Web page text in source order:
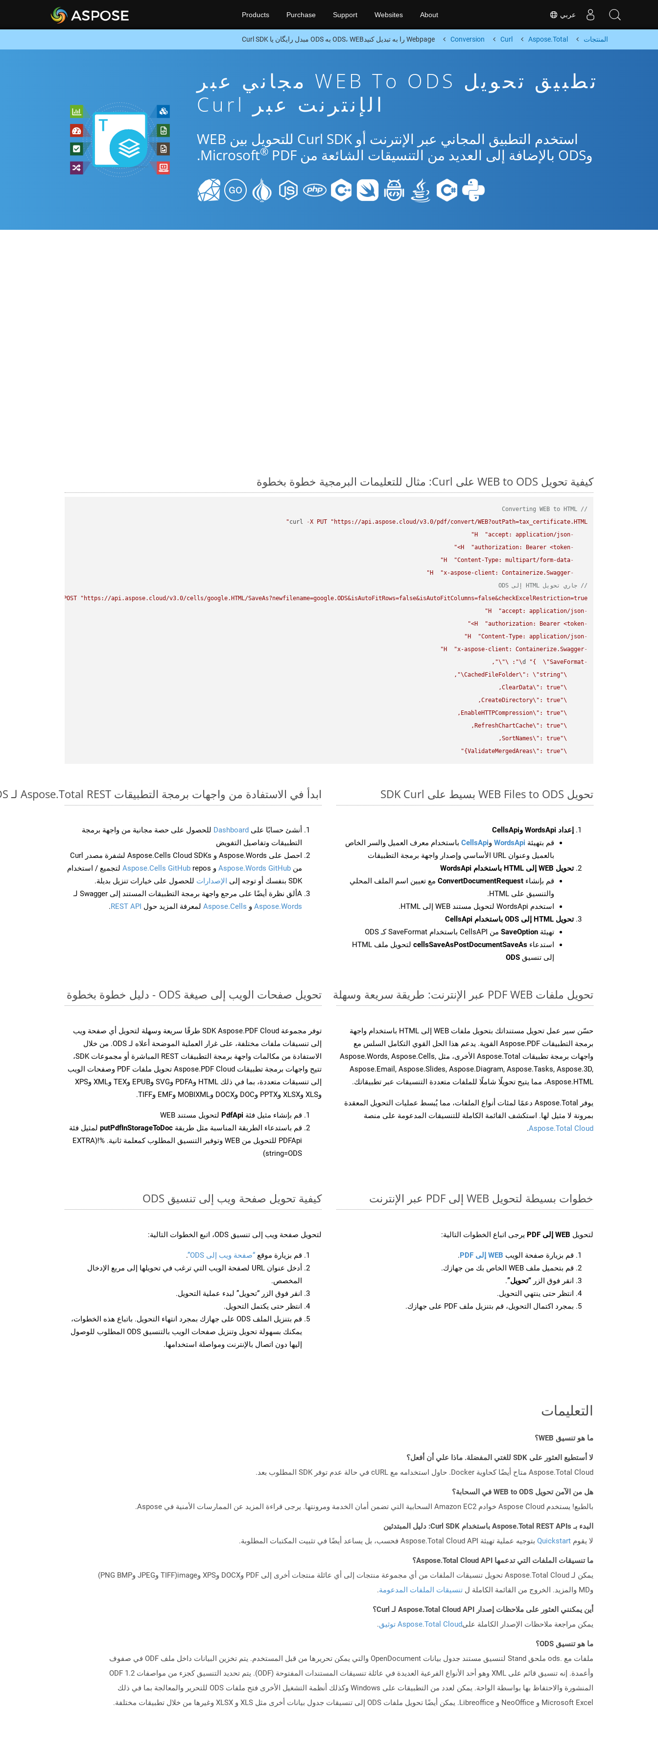
عربي Products Purchase Support Websites About
المنتجات Aspose.Total
Curl
Conversion Webpage را به تبدیل کنیدODS، WEB به ODS مبدل رایگان یا Curl SDK
تطبيق تحويل WEB To ODS مجاني عبر
الإنترنت عبر Curl
استخدم التطبيق المجاني عبر الإنترنت أو Curl SDK للتحويل بين WEB
وODS بالإضافة إلى العديد من التنسيقات الشائعة من Microsoft
® PDF.
كيفية تحويل WEB to ODS على Curl: مثال للتعليمات البرمجية خطوة بخطوة
// Converting WEB to HTML
curl
-X PUT
"https://api.aspose.cloud/v3.0/pdf/convert/WEB?outPath=tax_certificate.HTML"
-
H
"accept: application/json"
-
H
"authorization: Bearer <token>"
-
H
"Content-Type: multipart/form-data"
-
H
"x-aspose-client: Containerize.Swagger"
// جاري تحويل HTML إلى ODS
POST
"https://api.aspose.cloud/v3.0/cells/google.HTML/SaveAs?newfilename=google.ODS&isAutoFitRows=false&isAutoFitColumns=false&checkExcelRestriction=true"
-
H
"accept: application/json"
-
H
"authorization: Bearer <token>"
-
H
"Content-Type: application/json"
-
H
"x-aspose-client: Containerize.Swagger"
-
d "{ \"SaveFormat
\"
:
\"
\"
\"
CachedFileFolder\" : \"string
\"
\"
ClearData\"
\"
CreateDirectory\"
\"
EnableHTTPCompression\"
\"
RefreshChartCache\"
\"
SortNames\"
\"
ValidateMergedAreas\" : true}"
تحويل WEB Files to ODS بسيط على SDK Curl
إعداد WordsApi وCellsApi
قم بتهيئة WordsApi وCellsApi باستخدام معرف العميل والسر الخاص
بالعميل وعنوان URL الأساسي وإصدار واجهة برمجة التطبيقات
تحويل WEB إلى HTML باستخدام WordsApi
قم بإنشاء ConvertDocumentRequest مع تعيين اسم الملف المحلي
والتنسيق على HTML.
استخدم WordsApi لتحويل مستند WEB إلى HTML.
تحويل HTML إلى ODS باستخدام CellsApi
تهيئة SaveOption من CellsAPI باستخدام SaveFormat كـ ODS
استدعاء cellsSaveAsPostDocumentSaveAs
لتحويل ملف HTML
إلى تنسيق ODS
ابدأ في الاستفادة من واجهات برمجة التطبيقات Aspose.Total REST لـ WEB to ODS
أنشئ حسابًا على Dashboard للحصول على حصة مجانية من واجهة برمجة
التطبيقات وتفاصيل التفويض
احصل على Aspose.Words و Aspose.Cells Cloud SDKs لشفرة مصدر Curl
من Aspose.Words GitHub و Aspose.Cells GitHub repos لتجميع / استخدام
SDK بنفسك أو توجه إلى
الإصدارات للحصول على خيارات تنزيل بديلة.
Aألق نظرة أيضًا على مرجع واجهة برمجة التطبيقات المستند إلى Swagger لـ
Aspose.Words و Aspose.Cells لمعرفة المزيد حول REST API
.
تحويل ملفات PDF WEB عبر الإنترنت: طريقة سريعة وسهلة
حسّن سير عمل تحويل مستنداتك بتحويل ملفات WEB إلى HTML باستخدام واجهة
برمجة التطبيقات Aspose.PDF القوية. يدعم هذا الحل القوي التكامل السلس مع
واجهات برمجة تطبيقات Aspose.Total الأخرى، مثل Aspose.Words, Aspose.Cells,
Aspose.Email, Aspose.Slides, Aspose.Diagram, Aspose.Tasks, Aspose.3D,
Aspose.HTML، مما يتيح تحويلًا شاملًا للملفات متعددة التنسيقات عبر تطبيقاتك.
يوفر Aspose.Total دعمًا لمئات أنواع الملفات، مما يُبسط عمليات التحويل المعقدة
بمرونة لا مثيل لها. استكشف القائمة الكاملة للتنسيقات المدعومة على منصة
Aspose.Total Cloud
.
تحويل صفحات الويب إلى صيغة ODS - دليل خطوة بخطوة
توفر مجموعة SDK Aspose.PDF Cloud طرقًا سريعة وسهلة لتحويل أي صفحة ويب
إلى تنسيقات ملفات مختلفة، على غرار العملية الموضحة أعلاه لـ ODS. من خلال
الاستفادة من مكالمات واجهة برمجة التطبيقات REST المباشرة أو مجموعات SDK،
تتيح واجهات برمجة تطبيقات Aspose.PDF Cloud تحويل ملفات PDF وصفحات الويب
إلى تنسيقات متعددة، بما في ذلك HTML وPDFA وSVG وEPUB وTEX وXML وXPS
وXLS وXLSX وPPTX وDOC وDOCX وMOBIXML وEMF وTIFF.
قم بإنشاء مثيل فئة PdfApi لتحويل مستند WEB
قم باستدعاء الطريقة المناسبة مثل طريقة putPdfInStorageToDoc لمثيل فئة
PDFApi للتحويل من WEB وتوفير التنسيق المطلوب كمعلمة ثانية. %!(EXTRA
string=ODS)
خطوات بسيطة لتحويل WEB إلى PDF عبر الإنترنت
لتحويل WEB إلى PDF يرجى اتباع الخطوات التالية:
قم بزيارة صفحة الويب WEB إلى PDF
.
قم بتحميل ملف WEB الخاص بك من جهازك.
انقر فوق الزر “تحويل”.
انتظر حتى ينتهي التحويل.
بمجرد اكتمال التحويل، قم بتنزيل ملف PDF على جهازك.
كيفية تحويل صفحة ويب إلى تنسيق ODS
لتحويل صفحة ويب إلى تنسيق ODS، اتبع الخطوات التالية:
قم بزيارة موقع “صفحة ويب إلى ODS”
.
أدخل عنوان URL لصفحة الويب التي ترغب في تحويلها إلى مربع الإدخال
المخصص.
انقر فوق الزر “تحويل” لبدء عملية التحويل.
انتظر حتى يكتمل التحويل.
قم بتنزيل الملف ODS على جهازك بمجرد انتهاء التحويل. باتباع هذه الخطوات،
يمكنك بسهولة تحويل وتنزيل صفحات الويب بالتنسيق ODS المطلوب للوصول
إليها دون اتصال بالإنترنت ومواصلة استخدامها.
التعليمات
ما هو تنسيق WEB؟
لا أستطيع العثور على SDK للغتي المفضلة. ماذا علي أن أفعل؟
Aspose.Total Cloud متاح أيضًا كحاوية Docker. حاول استخدامه مع cURL في حالة عدم توفر SDK المطلوب بعد.
هل من الآمن تحويل WEB to ODS في السحابة؟
بالطبع! يستخدم Aspose Cloud خوادم Amazon EC2 السحابية التي تضمن أمان الخدمة ومرونتها. يرجى قراءة المزيد عن الممارسات الأمنية في Aspose.
البدء بـ Aspose.Total REST APIs باستخدام Curl SDK: دليل المبتدئين
لا يقوم Quickstart بتوجيه عملية تهيئة Aspose.Total Cloud API فحسب، بل يساعد أيضًا في تثبيت المكتبات المطلوبة.
ما تنسيقات الملفات التي تدعمها Aspose.Total Cloud API؟
يمكن لـ Aspose.Total Cloud تحويل تنسيقات الملفات من أي مجموعة منتجات إلى أي عائلة منتجات أخرى إلى PDF وDOCX وXPS وimage(TIFF وJPEG وPNG BMP)
وMD والمزيد. الخروج من القائمة الكاملة ل
تنسيقات الملفات المدعومة.
أين يمكنني العثور على ملاحظات إصدار Aspose.Total Cloud API لـ Curl؟
يمكن مراجعة ملاحظات الإصدار الكاملة علىAspose.Total Cloud توثيق .
ما هو تنسيق ODS؟
ملفات مع .ods ملحق Stand لتنسيق مستند جدول بيانات OpenDocument والتي يمكن تحريرها من قبل المستخدم. يتم تخزين البيانات داخل ملف ODF في صفوف
وأعمدة. إنه تنسيق قائم على XML وهو أحد الأنواع الفرعية العديدة في عائلة تنسيقات المستندات المفتوحة (ODF). يتم تحديد التنسيق كجزء من مواصفات ODF 1.2
المنشورة والاحتفاظ بها بواسطة الواحة. يمكن لعدد من التطبيقات على Windows وكذلك أنظمة التشغيل الأخرى فتح ملفات ODS للتحرير والمعالجة بما في ذلك
Microsoft Excel و NeoOffice و Libreoffice. يمكن أيضًا تحويل ملفات ODS إلى تنسيقات جدول بيانات أخرى مثل XLS و XLSX وغيرها من خلال تطبيقات مختلفة.